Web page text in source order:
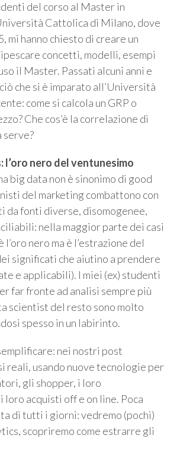
del corso al Master in
Cattolica di Milano, dove
mi hanno chiesto di creare un
concetti, modelli, esempi
il Master. Passati alcuni anni e
che si è imparato all’Università
come si calcola un GRP o
Che cos’è la correlazione di
serve?
l’oro nero del ventunesimo
big data non è sinonimo di good
del marketing combattono con
da fonti diverse, disomogenee,
nella maggior parte dei casi
l’oro nero ma è l’estrazione del
significati che aiutino a prendere
e applicabili). I miei (ex) studenti
far fronte ad analisi sempre più
scientist del resto sono molto
spesso in un labirinto.
nei nostri post
reali, usando nuove tecnologie per
gli shopper, i loro
loro acquisti off e on line. Poca
di tutti i giorni: vedremo (pochi)
scopriremo come estrarre gli